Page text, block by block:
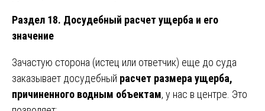
Раздел 18. Досудебный расчет ущерба и его
значение
Зачастую сторона (истец или ответчик) еще до суда
заказывает досудебный расчет размера ущерба,
причиненного водным объектам, у нас в центре. Это